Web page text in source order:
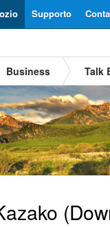
Supporto
Business Talk